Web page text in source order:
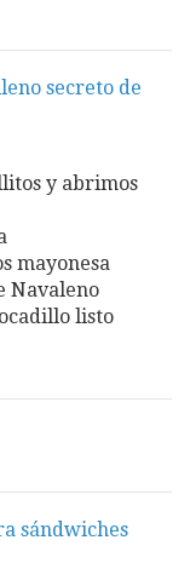
y abrimos
mayonesa
Navaleno
listo